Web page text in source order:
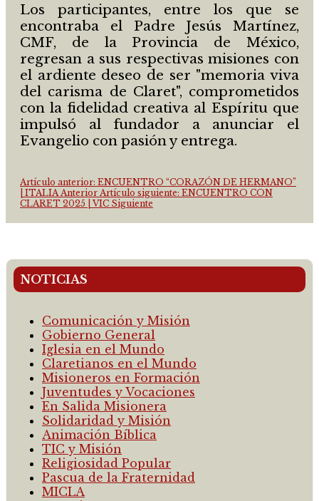
Los participantes, entre los que se
encontraba el Padre Jesús Martínez,
CMF, de la Provincia de México,
regresan a sus respectivas misiones con
el ardiente deseo de ser "memoria viva
del carisma de Claret", comprometidos
con la fidelidad creativa al Espíritu que
impulsó al fundador a anunciar el
Evangelio con pasión y entrega.
Artículo anterior: ENCUENTRO “CORAZÓN DE HERMANO”
| ITALIA Anterior Artículo siguiente: ENCUENTRO CON
CLARET 2025 | VIC Siguiente
NOTICIAS
Comunicación y Misión
Gobierno General
Iglesia en el Mundo
Claretianos en el Mundo
Misioneros en Formación
Juventudes y Vocaciones
En Salida Misionera
Solidaridad y Misión
Animación Bíblica
TIC y Misión
Religiosidad Popular
Pascua de la Fraternidad
MICLA